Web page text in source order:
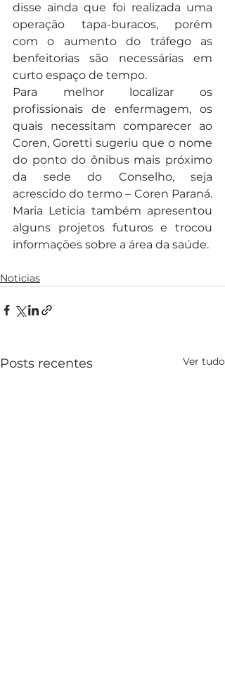
disse ainda que foi realizada uma
operação tapa-buracos, porém
com o aumento do tráfego as
benfeitorias são necessárias em
curto espaço de tempo.
Para melhor localizar os
profissionais de enfermagem, os
quais necessitam comparecer ao
Coren, Goretti sugeriu que o nome
do ponto do ônibus mais próximo
da sede do Conselho, seja
acrescido do termo – Coren Paraná.
Maria Leticia também apresentou
alguns projetos futuros e trocou
informações sobre a área da saúde.
Noticias
Posts recentes Ver tudo